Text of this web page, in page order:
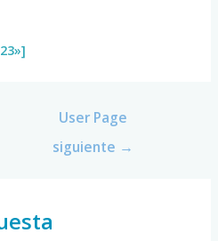
User Page
siguiente →